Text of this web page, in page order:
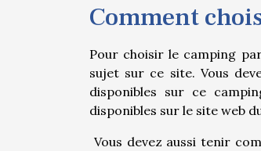
Comment
Pour choisir le camping
sujet sur ce site. Vous
disponibles sur ce
disponibles sur le site web
Vous devez aussi tenir